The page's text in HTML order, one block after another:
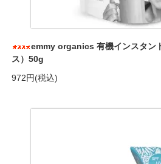
emmy organics 有機インスタン
ス）50g
972円(税込)